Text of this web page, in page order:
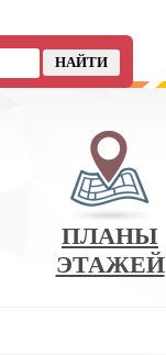
ПЛАНЫ
ЭТАЖЕЙ